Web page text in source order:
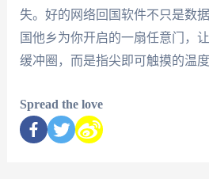
失。好的网络回国软件不只是数
国他乡为你开启的一扇任意门，
缓冲圈，而是指尖即可触摸的温度
Spread the love